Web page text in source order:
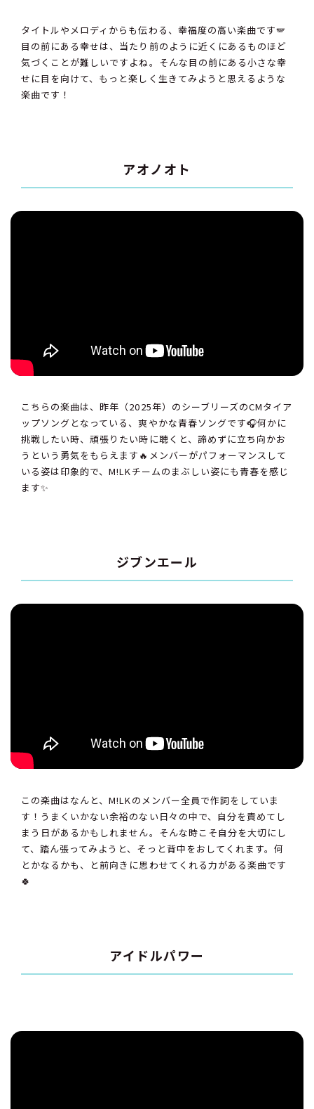
タイトルやメロディからも伝わる、幸福度の高い楽曲です🪽
目の前にある幸せは、当たり前のように近くにあるものほど
気づくことが難しいですよね。そんな目の前にある小さな幸
せに目を向けて、もっと楽しく生きてみようと思えるような
楽曲です！
アオノオト
こちらの楽曲は、昨年（2025年）のシーブリーズのCMタイア
ップソングとなっている、爽やかな青春ソングです🎧何かに
挑戦したい時、頑張りたい時に聴くと、諦めずに立ち向かお
うという勇気をもらえます🔥メンバーがパフォーマンスして
いる姿は印象的で、M!LKチームのまぶしい姿にも青春を感じ
ます✨
ジブンエール
この楽曲はなんと、M!LKのメンバー全員で作詞をしていま
す！うまくいかない余裕のない日々の中で、自分を責めてし
まう日があるかもしれません。そんな時こそ自分を大切にし
て、踏ん張ってみようと、そっと背中をおしてくれます。何
とかなるかも、と前向きに思わせてくれる力がある楽曲です
🍀
アイドルパワー